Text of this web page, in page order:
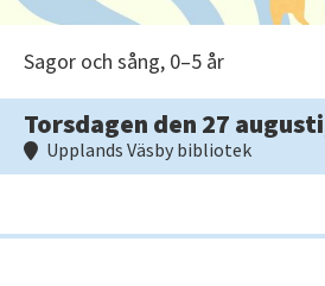
Sagor och sång, 0–5 år
Torsdagen den 27
Upplands Väsby bibliotek